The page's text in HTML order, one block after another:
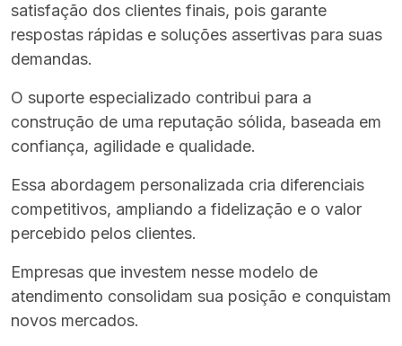
satisfação dos clientes finais, pois garante
respostas rápidas e soluções assertivas para suas
demandas.
O suporte especializado contribui para a
construção de uma reputação sólida, baseada em
confiança, agilidade e qualidade.
Essa abordagem personalizada cria diferenciais
competitivos, ampliando a fidelização e o valor
percebido pelos clientes.
Empresas que investem nesse modelo de
atendimento consolidam sua posição e conquistam
novos mercados.